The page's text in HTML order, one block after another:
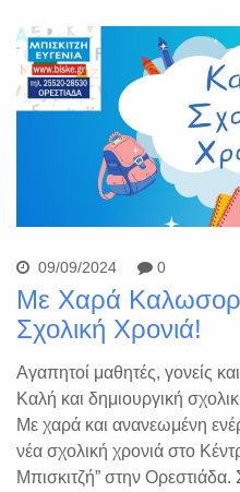
09/09/2024 0
Με Χαρά
Σχολική Χρονιά!
Αγαπητοί μαθητές, γονείς
Καλή και δημιουργική
Με χαρά και ανανεωμένη
νέα σχολική χρονιά στο
Μπισκιτζή” στην